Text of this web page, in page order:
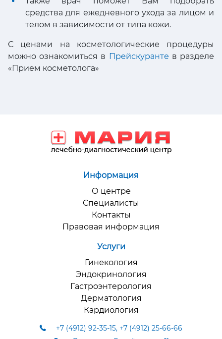
средства для ежедневного ухода за лицом и
телом в зависимости от типа кожи.
С ценами на косметологические процедуры
можно ознакомиться в Прейскуранте в разделе
«Прием косметолога»
Информация
О центре
Специалисты
Контакты
Правовая информация
Услуги
Гинекология
Эндокринология
Гастроэнтерология
Дерматология
Кардиология
+7 (4912) 92-35-15, +7 (4912) 25-66-66